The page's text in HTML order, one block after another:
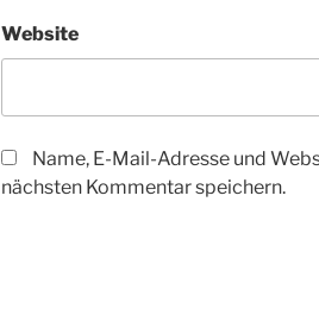
Website
Name, E-Mail-Adresse und
nächsten Kommentar speichern.